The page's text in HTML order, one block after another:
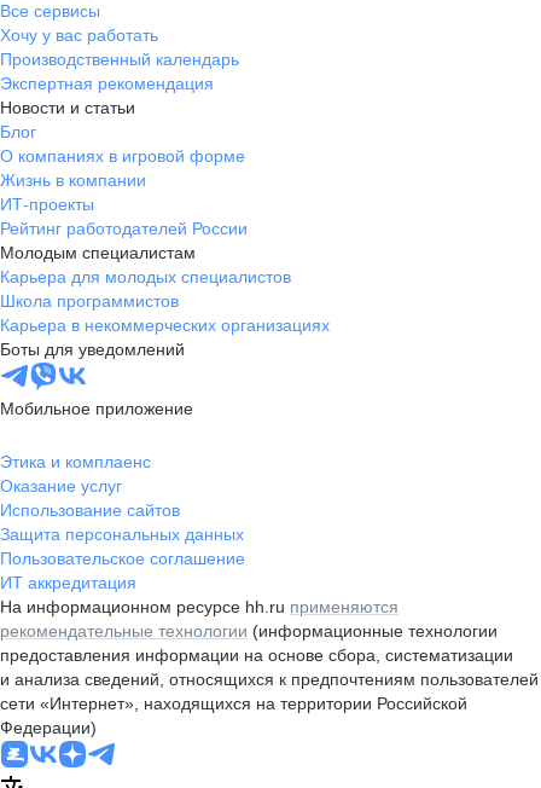
Все сервисы
Хочу у вас работать
Производственный календарь
Экспертная рекомендация
Новости и статьи
Блог
О компаниях в игровой форме
Жизнь в компании
ИТ-проекты
Рейтинг работодателей России
Молодым специалистам
Карьера для молодых специалистов
Школа программистов
Карьера в некоммерческих организациях
Боты для уведомлений
Мобильное приложение
Этика и комплаенс
Оказание услуг
Использование сайтов
Защита персональных данных
Пользовательское соглашение
ИТ аккредитация
На информационном ресурсе hh.ru применяются
рекомендательные технологии (информационные технологии
предоставления информации на основе сбора, систематизации
и анализа сведений, относящихся к предпочтениям пользователей
сети «Интернет», находящихся на территории Российской
Федерации)